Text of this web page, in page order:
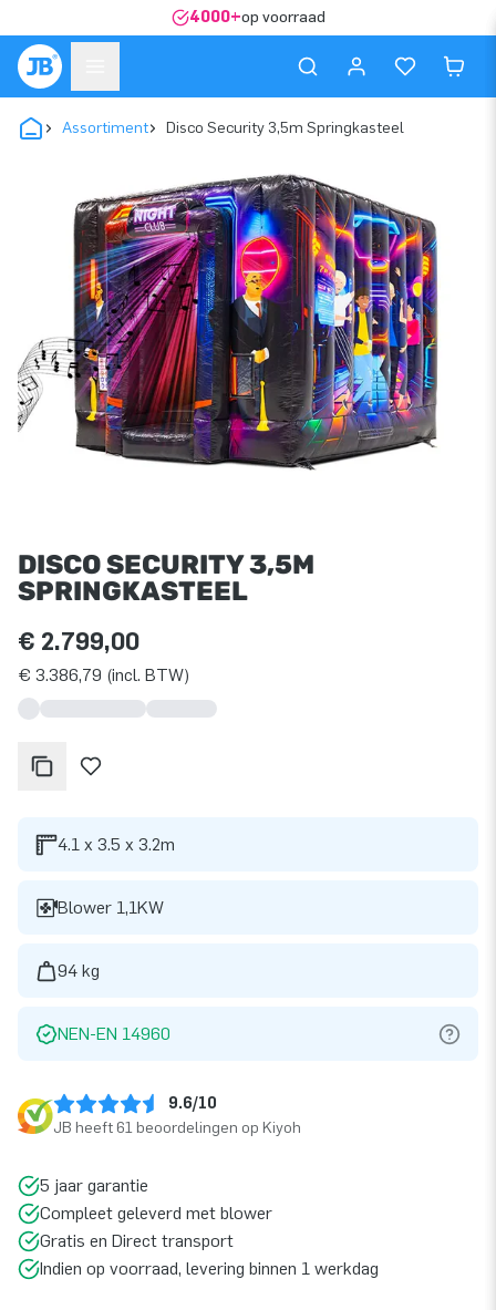
4000+op voorraad
Assortiment Disco Security 3,5m Springkasteel
DISCO SECURITY 3,5M
SPRINGKASTEEL
€ 2.799,00
€ 3.386,79 (incl. BTW)
4.1 x 3.5 x 3.2m
Blower 1,1KW
94 kg
NEN-EN 14960
9.6/10
JB heeft 61 beoordelingen op Kiyoh
5 jaar garantie
Compleet geleverd met blower
Gratis en Direct transport
Indien op voorraad, levering binnen 1 werkdag